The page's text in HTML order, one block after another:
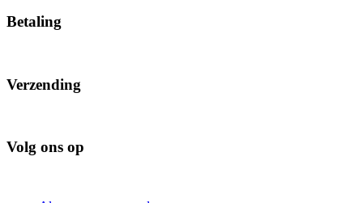
Betaling
Verzending
Volg ons op